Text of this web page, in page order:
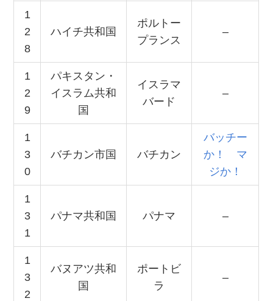
1
2
8
ハイチ共和国
ポルトー
プランス
–
1
2
9
パキスタン・
イスラム共和
国
イスラマ
バード
–
1
3
0
バチカン市国 バチカン
バッチー
か！ マ
ジか！
1
3
1
パナマ共和国 パナマ –
1
3
2
バヌアツ共和
国
ポートビ
ラ
–